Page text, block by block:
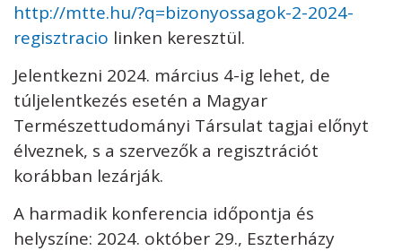
http://mtte.hu/?q=bizonyossagok-2-2024-
regisztracio linken keresztül.
Jelentkezni 2024. március 4-ig lehet, de
túljelentkezés esetén a Magyar
Természettudományi Társulat tagjai előnyt
élveznek, s a szervezők a regisztrációt
korábban lezárják.
A harmadik konferencia időpontja és
helyszíne: 2024. október 29., Eszterházy